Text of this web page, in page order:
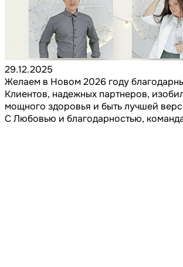
29.12.2025
Желаем в Новом 2026 году
Клиентов, надежных партнеров,
мощного здоровья и быть лучшей
С Любовью и благодарностью,